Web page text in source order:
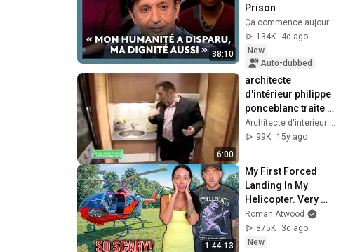
38:10
Prison
134K
4d ago
New
Auto-dubbed
6:00
architecte
d'intérieur philippe
ponceblanc traite
les petites surfaces
99K
15y ago
1:44:13
My First Forced
Landing In My
Helicopter. Very
Scary Experience
But Everyone Is
Safe! Needs FIxed!
Roman Atwood
875K
3d ago
New